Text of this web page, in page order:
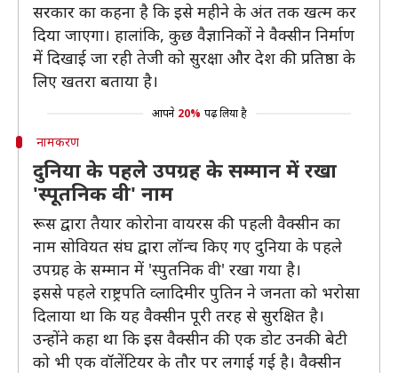
सरकार का कहना है कि इसे महीने के अंत तक खत्म कर
दिया जाएगा। हालांकि, कुछ वैज्ञानिकों ने वैक्सीन निर्माण
में दिखाई जा रही तेजी को सुरक्षा और देश की प्रतिष्ठा के
लिए खतरा बताया है।
आपने 20% पढ़ लिया है
नामकरण
दुनिया के पहले उपग्रह के सम्मान में रखा
'स्पूतनिक वी' नाम
रूस द्वारा तैयार कोरोना वायरस की पहली वैक्सीन का
नाम सोवियत संघ द्वारा लॉन्च किए गए दुनिया के पहले
उपग्रह के सम्मान में 'स्पुतनिक वी' रखा गया है।
इससे पहले राष्ट्रपति व्लादिमीर पुतिन ने जनता को भरोसा
दिलाया था कि यह वैक्सीन पूरी तरह से सुरक्षित है।
उन्होंने कहा था कि इस वैक्सीन की एक डोट उनकी बेटी
को भी एक वॉलेंटियर के तौर पर लगाई गई है। वैक्सीन